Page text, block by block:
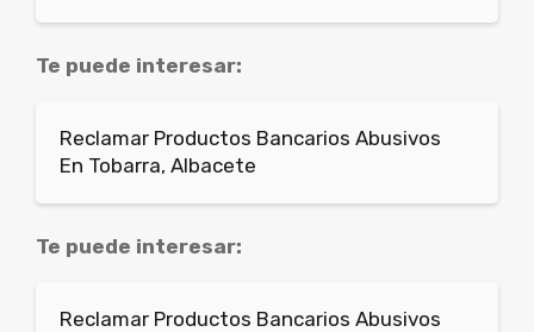
Te puede interesar:
Reclamar Productos Bancarios Abusivos
En Tobarra, Albacete
Te puede interesar:
Reclamar Productos Bancarios Abusivos